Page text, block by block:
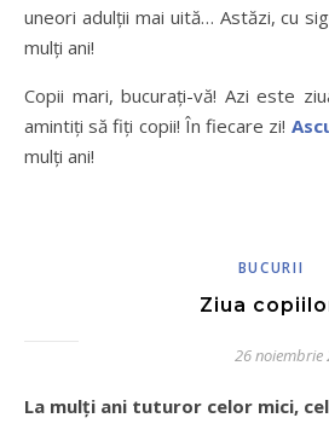
uneori adulţii mai uită… Astăzi, cu
mulţi ani!
Copii mari, bucuraţi-vă! Azi este
amintiţi să fiţi copii! În fiecare zi!
mulţi ani!
BUCURII
Ziua
26 noiembrie
La mulţi ani tuturor celor mici,